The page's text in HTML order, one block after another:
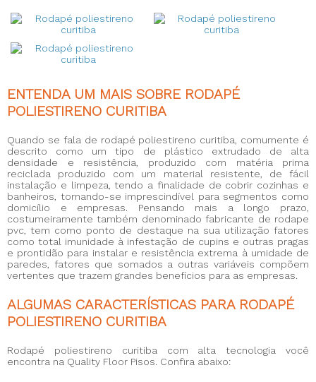
ENTENDA UM MAIS SOBRE RODAPÉ
POLIESTIRENO CURITIBA
Quando se fala de rodapé poliestireno curitiba , comumente é
descrito como um tipo de plástico extrudado de alta
densidade e resistência, produzido com matéria prima
reciclada produzido com um material resistente, de fácil
instalação e limpeza, tendo a finalidade de cobrir cozinhas e
banheiros, tornando-se imprescindível para segmentos como
domicílio e empresas. Pensando mais a longo prazo,
costumeiramente também denominado fabricante de rodape
pvc, tem como ponto de destaque na sua utilização fatores
como total imunidade à infestação de cupins e outras pragas
e prontidão para instalar e resistência extrema à umidade de
paredes, fatores que somados a outras variáveis compõem
vertentes que trazem grandes benefícios para as empresas.
ALGUMAS CARACTERÍSTICAS PARA RODAPÉ
POLIESTIRENO CURITIBA
Rodapé poliestireno curitiba com alta tecnologia você
encontra na Quality Floor Pisos. Confira abaixo: